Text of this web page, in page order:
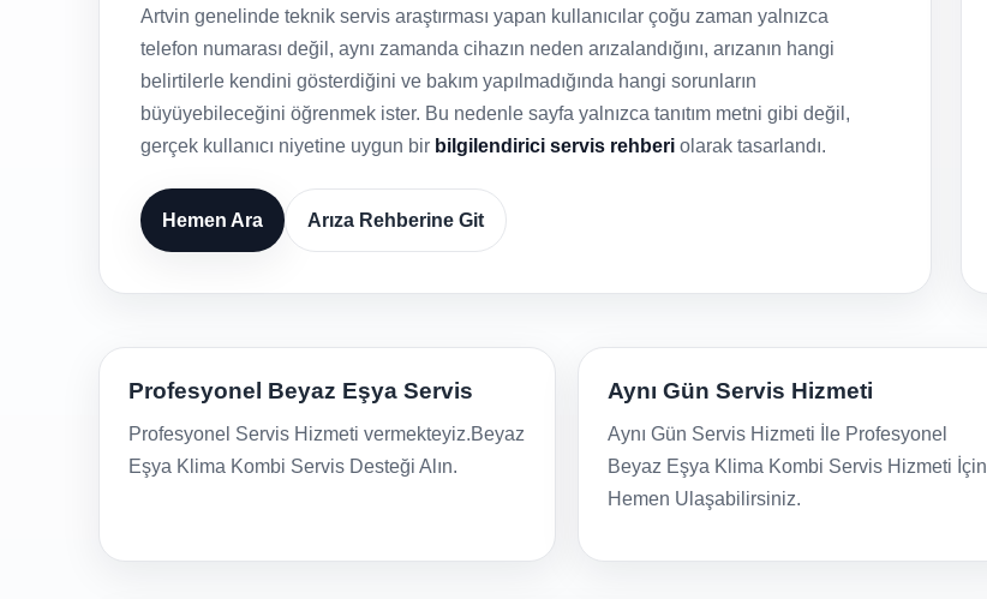
Artvin genelinde teknik servis araştırması yapan kullanıcılar çoğu zaman yalnızca
telefon numarası değil, aynı zamanda cihazın neden arızalandığını, arızanın hangi
belirtilerle kendini gösterdiğini ve bakım yapılmadığında hangi sorunların
büyüyebileceğini öğrenmek ister. Bu nedenle sayfa yalnızca tanıtım metni gibi değil,
gerçek kullanıcı niyetine uygun bir bilgilendirici servis rehberi olarak tasarlandı.
Hemen Ara Arıza Rehberine Git
Profesyonel Beyaz Eşya Servis
Profesyonel Servis Hizmeti vermekteyiz.Beyaz
Eşya Klima Kombi Servis Desteği Alın.
Aynı Gün Servis Hizmeti
Aynı Gün Servis Hizmeti İle Profesyonel
Beyaz Eşya Klima Kombi Servis Hizmeti İçin
Hemen Ulaşabilirsiniz.